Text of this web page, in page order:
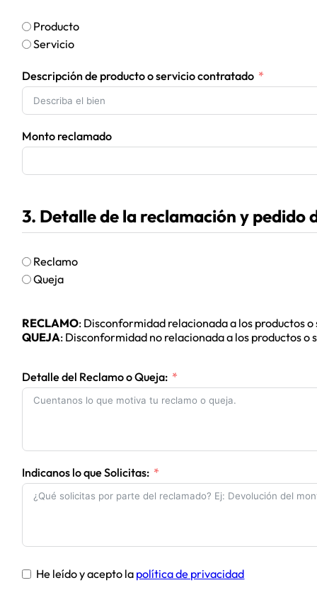
Producto
Servicio
Descripción de producto o servicio contratado
Monto reclamado
3. Detalle de la reclamación y pedido
Reclamo
Queja
RECLAMO: Disconformidad relacionada a los productos
QUEJA: Disconformidad no relacionada a los productos
Detalle del Reclamo o Queja:
Indicanos lo que Solicitas:
He leído y acepto la política de privacidad